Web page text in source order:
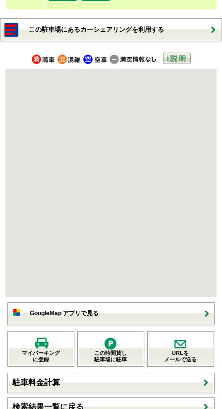
この駐車場にあるカーシェアリングを利用する
GoogleMap アプリで見る
マイパーキング
に登録
この時間貸し
駐車場に駐車
URLを
メールで送る
駐車料金計算
検索結果一覧に戻る